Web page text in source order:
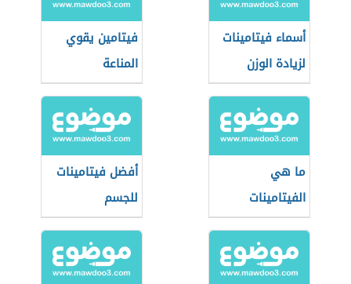
أسماء فيتامينات
لزيادة الوزن
فيتامين يقوي
المناعة
ما هي
الفيتامينات
أفضل فيتامينات
للجسم